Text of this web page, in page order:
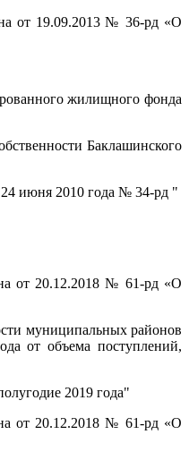
от 19.09.2013 № 36-рд «О
жилищного фонда
Баклашинского
июня 2010 года № 34-рд "
от 20.12.2018 № 61-рд «О
муниципальных районов
от объема поступлений,
2019 года"
от 20.12.2018 № 61-рд «О